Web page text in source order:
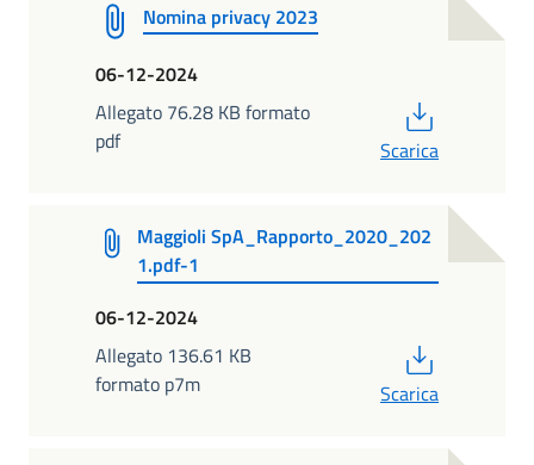
Nomina privacy 2023
06-12-2024
Allegato 76.28 KB formato
pdf
Scarica
Maggioli SpA_Rapporto_2020_202
1.pdf-1
06-12-2024
Allegato 136.61 KB
formato p7m
Scarica